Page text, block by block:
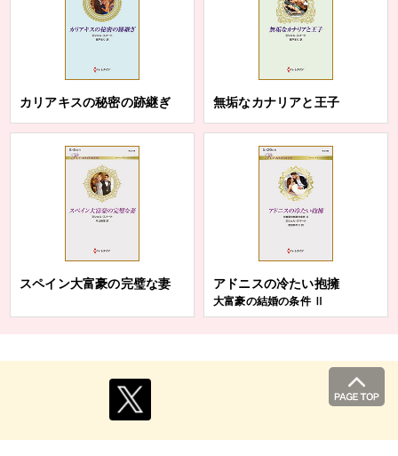
カリアキスの秘密の跡継ぎ 無垢なカナリアと王子
スペイン大富豪の完璧な妻 アドニスの冷たい抱擁
大富豪の結婚の条件 Ⅱ